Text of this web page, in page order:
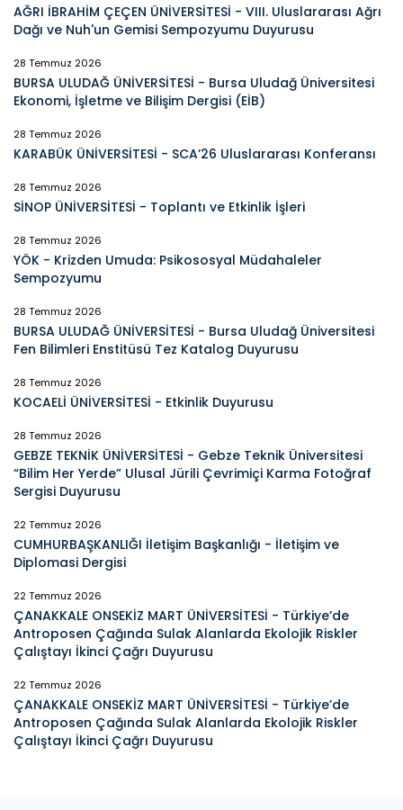
AĞRI İBRAHİM ÇEÇEN ÜNİVERSİTESİ - VIII. Uluslararası Ağrı
Dağı ve Nuh'un Gemisi Sempozyumu Duyurusu
28 Temmuz 2026
BURSA ULUDAĞ ÜNİVERSİTESİ - Bursa Uludağ Üniversitesi
Ekonomi, İşletme ve Bilişim Dergisi (EİB)
28 Temmuz 2026
KARABÜK ÜNİVERSİTESİ - SCA’26 Uluslararası Konferansı
28 Temmuz 2026
SİNOP ÜNİVERSİTESİ - Toplantı ve Etkinlik İşleri
28 Temmuz 2026
YÖK - Krizden Umuda: Psikososyal Müdahaleler
Sempozyumu
28 Temmuz 2026
BURSA ULUDAĞ ÜNİVERSİTESİ - Bursa Uludağ Üniversitesi
Fen Bilimleri Enstitüsü Tez Katalog Duyurusu
28 Temmuz 2026
KOCAELİ ÜNİVERSİTESİ - Etkinlik Duyurusu
28 Temmuz 2026
GEBZE TEKNİK ÜNİVERSİTESİ - Gebze Teknik Üniversitesi
“Bilim Her Yerde” Ulusal Jürili Çevrimiçi Karma Fotoğraf
Sergisi Duyurusu
22 Temmuz 2026
CUMHURBAŞKANLIĞI İletişim Başkanlığı - İletişim ve
Diplomasi Dergisi
22 Temmuz 2026
ÇANAKKALE ONSEKİZ MART ÜNİVERSİTESİ - Türkiye’de
Antroposen Çağında Sulak Alanlarda Ekolojik Riskler
Çalıştayı İkinci Çağrı Duyurusu
22 Temmuz 2026
ÇANAKKALE ONSEKİZ MART ÜNİVERSİTESİ - Türkiye’de
Antroposen Çağında Sulak Alanlarda Ekolojik Riskler
Çalıştayı İkinci Çağrı Duyurusu